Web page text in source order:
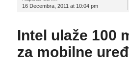
16 Decembra, 2011 at 10:04 pm
Intel ulaže 100
za mobilne